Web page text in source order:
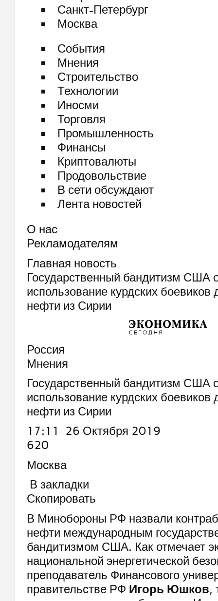
Санкт-Петербург
Москва
События
Мнения
Строительство
Технологии
Иносми
Торговля
Промышленность
Финансы
Криптовалюты
Продовольствие
В сети обсуждают
Лента новостей
О нас
Рекламодателям
Главная новость
Государственный бандитизм США
использование курдских
нефти из Сирии
Россия
Мнения
Государственный бандитизм США
использование курдских
нефти из Сирии
17:11 26 Октября 2019
620
Москва
В закладки
Скопировать
В Минобороны РФ назвали
нефти международным
бандитизмом США. Как отмечает
национальной энергетической
преподаватель Финансового
правительстве РФ Игорь Юшков,